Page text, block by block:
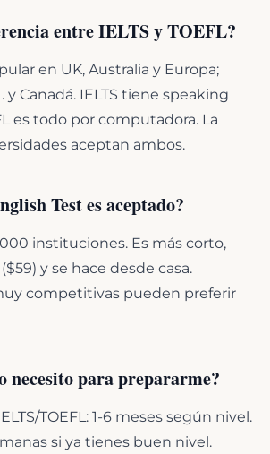
entre IELTS y TOEFL?
en UK, Australia y Europa;
y Canadá. IELTS tiene speaking
es todo por computadora. La
aceptan ambos.
Test es aceptado?
instituciones. Es más corto,
y se hace desde casa.
competitivas pueden preferir
necesito para prepararme?
TOEFL: 1-6 meses según nivel.
si ya tienes buen nivel.